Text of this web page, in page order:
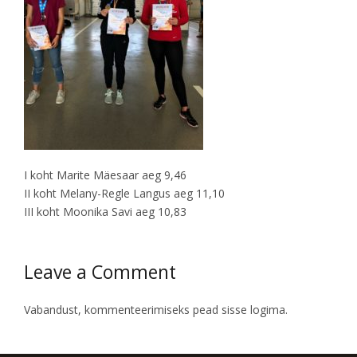
I koht Marite Mäesaar aeg 9,46
II koht Melany-Regle Langus aeg 11,10
III koht Moonika Savi aeg 10,83
Leave a Comment
Vabandust, kommenteerimiseks pead sisse logima.